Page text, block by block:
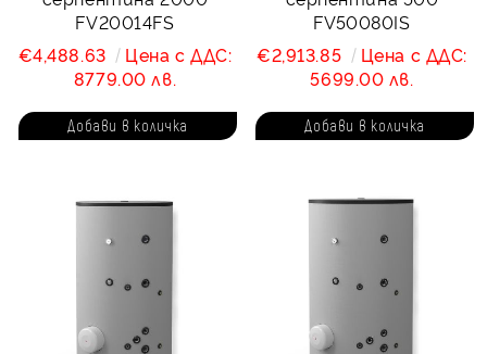
FV20014FS
€4,488.63
Цена с ДДС:
8779.00 лв.
FV50080IS
€2,913.85
Цена с ДДС:
5699.00 лв.